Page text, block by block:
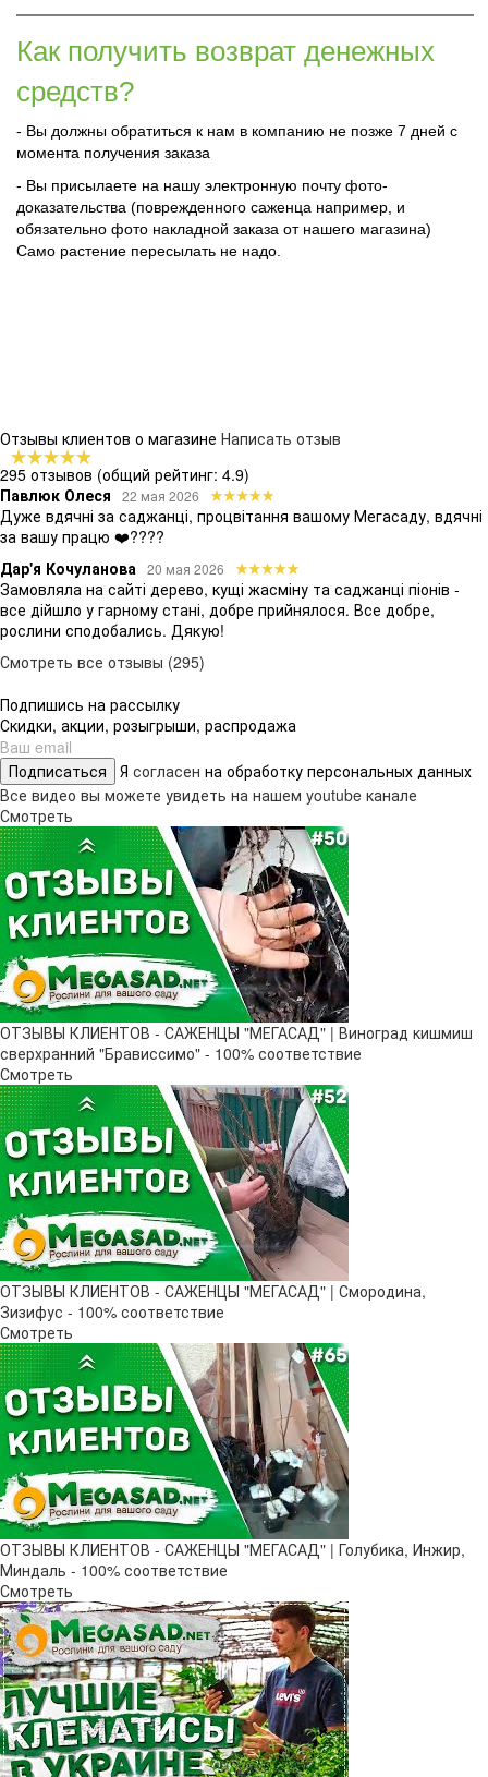
Как получить возврат денежных
средств?
- Вы должны обратиться к нам в компанию не позже 7 дней с
момента получения заказа
- Вы присылаете на нашу электронную почту фото-
доказательства (поврежденного саженца например, и
обязательно фото накладной заказа от нашего магазина)
Само растение пересылать не надо.
Отзывы клиентов о магазине Написать отзыв
295 отзывов (общий рейтинг: 4.9)
Павлюк Олеся
22 мая 2026
Дуже вдячні за саджанці, процвітання вашому Мегасаду, вдячні
за вашу працю ❤️????
Дар'я Кочуланова 20 мая 2026
Замовляла на сайті дерево, кущі жасміну та саджанці піонів -
все дійшло у гарному стані, добре прийнялося. Все добре,
рослини сподобались. Дякую!
Смотреть все отзывы (295)
Подпишись на рассылку
Скидки, акции, розыгрыши, распродажа
Подписаться Я согласен на обработку персональных данных
Все видео вы можете увидеть на нашем youtube канале
Смотреть
ОТЗЫВЫ КЛИЕНТОВ - САЖЕНЦЫ "МЕГАСАД" | Виноград кишмиш
сверхранний "Брависсимо" - 100% соответствие
Смотреть
ОТЗЫВЫ КЛИЕНТОВ - САЖЕНЦЫ "МЕГАСАД" | Смородина,
Зизифус - 100% соответствие
Смотреть
ОТЗЫВЫ КЛИЕНТОВ - САЖЕНЦЫ "МЕГАСАД" | Голубика, Инжир,
Миндаль - 100% соответствие
Смотреть